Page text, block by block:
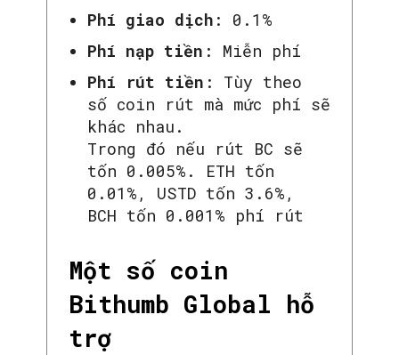
Phí giao dịch : 0.1%
Phí nạp tiền : Miễn phí
Phí rút tiền : Tùy theo
số coin rút mà mức phí sẽ
khác nhau.
Trong đó nếu rút BC sẽ
tốn 0.005%. ETH tốn
0.01%, USTD tốn 3.6%,
BCH tốn 0.001% phí rút
Một số coin
Bithumb Global hỗ
trợ